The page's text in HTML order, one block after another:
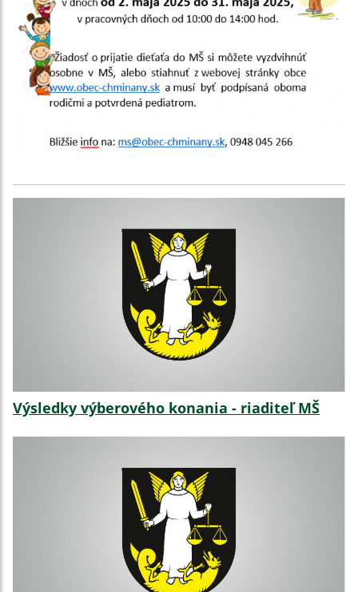
Výsledky výberového konania - riaditeľ MŠ